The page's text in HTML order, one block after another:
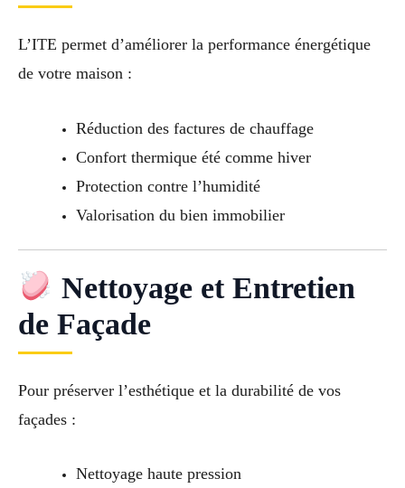
L’ITE permet d’améliorer la performance énergétique
de votre maison :
Réduction des factures de chauffage
Confort thermique été comme hiver
Protection contre l’humidité
Valorisation du bien immobilier
Nettoyage et Entretien
de Façade
Pour préserver l’esthétique et la durabilité de vos
façades :
Nettoyage haute pression